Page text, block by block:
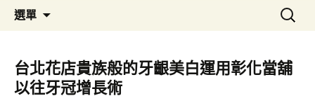
選單
容
區
搜
尋
鍵
字:
台北花店貴族般的牙齦美白運用彰化當舖
以往牙冠增長術